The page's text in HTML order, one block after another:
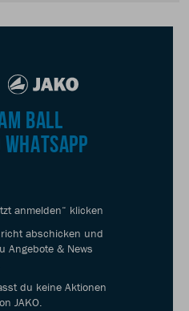
BALL
anmelden“ klicken
abschicken und
Angebote & News
du keine Aktionen
JAKO.